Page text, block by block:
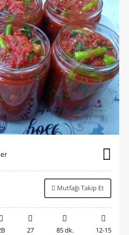
Mutfağı Takip Et
27 85 dk. 12-15